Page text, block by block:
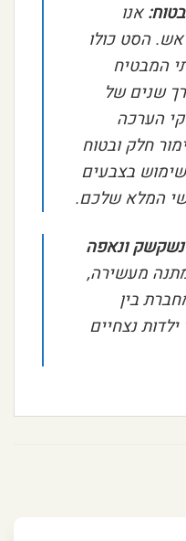
אנו
הסט כולו
המבטיח
שנים של
הערכה
חלק ובטוח
שימוש בצבעים
המלא שלכם.
נשקשק ונאפה
מעשירה,
בין
נצחיים